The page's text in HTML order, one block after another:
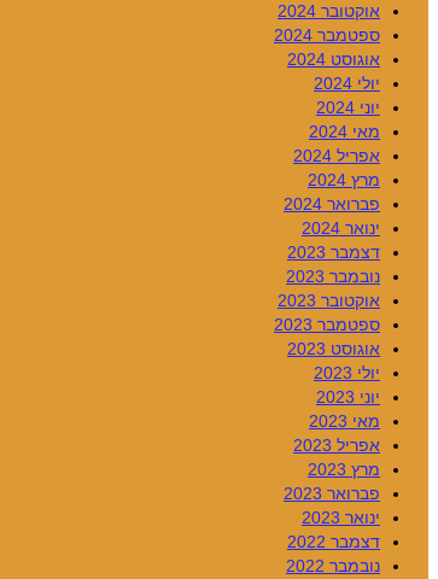
אוקטובר 2024
ספטמבר 2024
אוגוסט 2024
יולי 2024
יוני 2024
מאי 2024
אפריל 2024
מרץ 2024
פברואר 2024
ינואר 2024
דצמבר 2023
נובמבר 2023
אוקטובר 2023
ספטמבר 2023
אוגוסט 2023
יולי 2023
יוני 2023
מאי 2023
אפריל 2023
מרץ 2023
פברואר 2023
ינואר 2023
דצמבר 2022
נובמבר 2022